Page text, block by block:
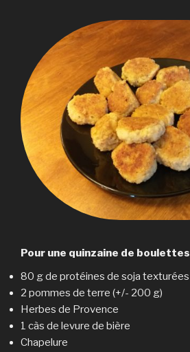
Pour une quinzaine de boulettes
80 g de protéines de soja texturées
2 pommes de terre (+/- 200 g)
Herbes de Provence
1 càs de levure de bière
Chapelure